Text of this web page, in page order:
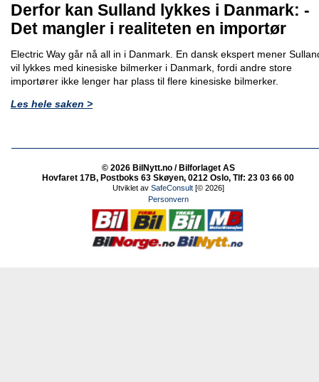
Derfor kan Sulland lykkes i Danmark: -
Det mangler i realiteten en importør
Electric Way går nå all in i Danmark. En dansk ekspert mener
vil lykkes med kinesiske bilmerker i Danmark, fordi andre store
importører ikke lenger har plass til flere kinesiske bilmerker.
Les hele saken >
© 2026 BilNytt.no / Bilforlaget AS
Hovfaret 17B, Postboks 63 Skøyen, 0212 Oslo, Tlf: 23 03 66 00
Utviklet av SafeConsult[© 2026]
Personvern